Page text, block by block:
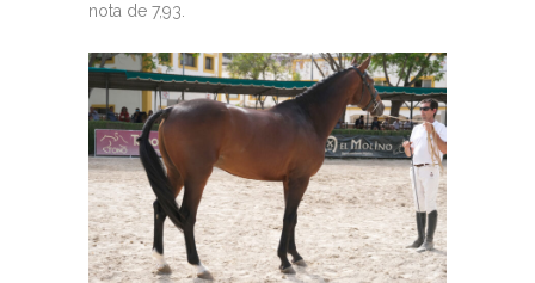
nota de 7,93.